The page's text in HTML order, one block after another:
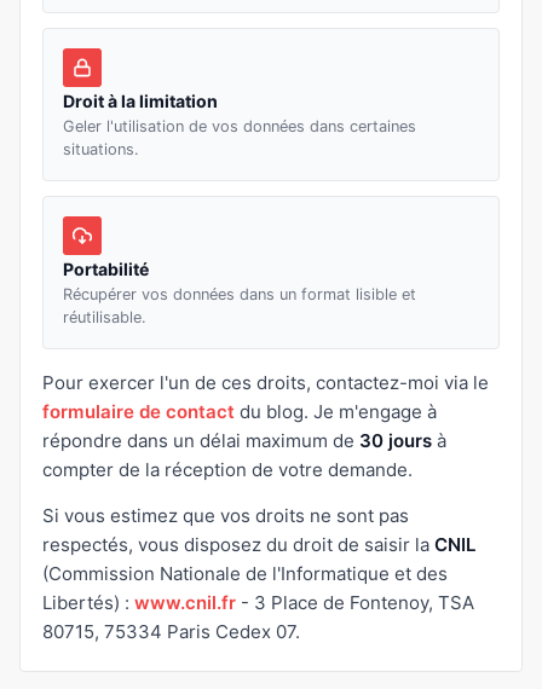
Droit à la limitation
Geler l'utilisation de vos données dans certaines
situations.
Portabilité
Récupérer vos données dans un format lisible et
réutilisable.
Pour exercer l'un de ces droits, contactez-moi via le
formulaire de contact du blog. Je m'engage à
répondre dans un délai maximum de 30 jours à
compter de la réception de votre demande.
Si vous estimez que vos droits ne sont pas
respectés, vous disposez du droit de saisir la CNIL
(Commission Nationale de l'Informatique et des
Libertés) : www.cnil.fr - 3 Place de Fontenoy, TSA
80715, 75334 Paris Cedex 07.